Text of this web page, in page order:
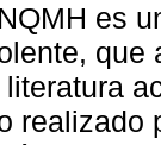
es
que
realizado